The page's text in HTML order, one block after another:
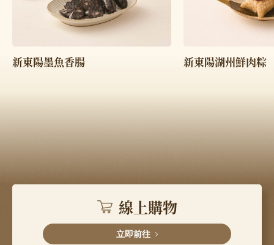
新東陽墨魚香腸 新東陽湖州鮮肉粽
線上購物
立即前往